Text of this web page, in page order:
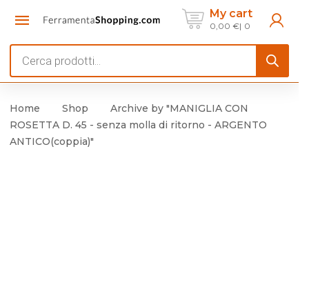
My cart
0,00 € 0
search
Home Shop
Archive by "MANIGLIA CON
ROSETTA D. 45 - senza molla di ritorno - ARGENTO
ANTICO(coppia)"